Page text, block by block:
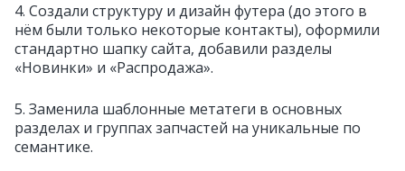
4. Создали структуру и дизайн футера (до этого в
нём были только некоторые контакты), оформили
стандартно шапку сайта, добавили разделы
«Новинки» и «Распродажа».
5. Заменила шаблонные метатеги в основных
разделах и группах запчастей на уникальные по
семантике.